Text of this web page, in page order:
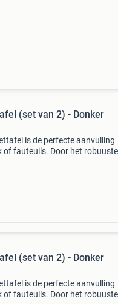
(set van 2) - Donker
is de perfecte aanvulling
of fauteuils. Door het robuuste
(set van 2) - Donker
is de perfecte aanvulling
of fauteuils. Door het robuuste